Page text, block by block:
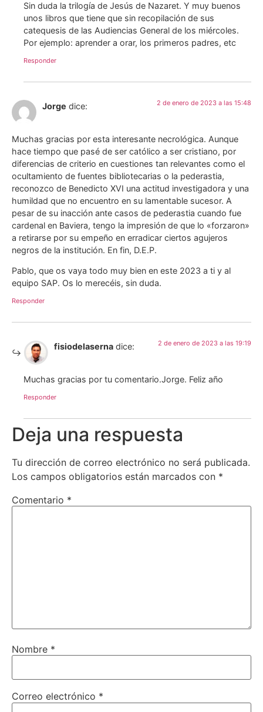
Sin duda la trilogía de Jesús de Nazaret. Y muy buenos
unos libros que tiene que sin recopilación de sus
catequesis de las Audiencias General de los miércoles.
Por ejemplo: aprender a orar, los primeros padres, etc
Responder
Jorge dice: 2 de enero de 2023 a las 15:48
Muchas gracias por esta interesante necrológica. Aunque
hace tiempo que pasé de ser católico a ser cristiano, por
diferencias de criterio en cuestiones tan relevantes como el
ocultamiento de fuentes bibliotecarias o la pederastia,
reconozco de Benedicto XVI una actitud investigadora y una
humildad que no encuentro en su lamentable sucesor. A
pesar de su inacción ante casos de pederastia cuando fue
cardenal en Baviera, tengo la impresión de que lo «forzaron»
a retirarse por su empeño en erradicar ciertos agujeros
negros de la institución. En fin, D.E.P.
Pablo, que os vaya todo muy bien en este 2023 a ti y al
equipo SAP. Os lo merecéis, sin duda.
Responder
fisiodelaserna dice: 2 de enero de 2023 a las 19:19
Muchas gracias por tu comentario.Jorge. Feliz año
Responder
Deja una respuesta
Tu dirección de correo electrónico no será publicada.
Los campos obligatorios están marcados con *
Comentario *
Nombre *
Correo electrónico *